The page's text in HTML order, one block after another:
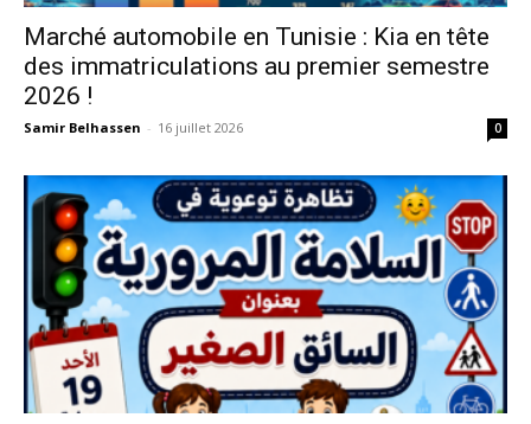
Marché automobile en Tunisie : Kia en tête
des immatriculations au premier semestre
2026 !
Samir Belhassen - 16 juillet 2026 0